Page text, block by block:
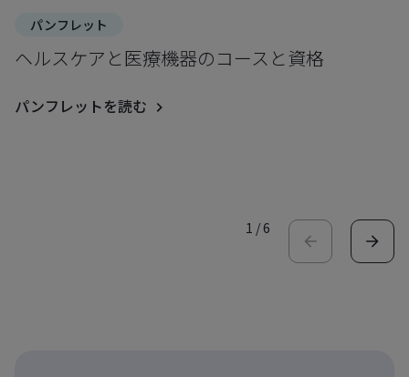
パンフレット
ヘルスケアと医療機器のコースと資格
パンフレットを読む
1 /6